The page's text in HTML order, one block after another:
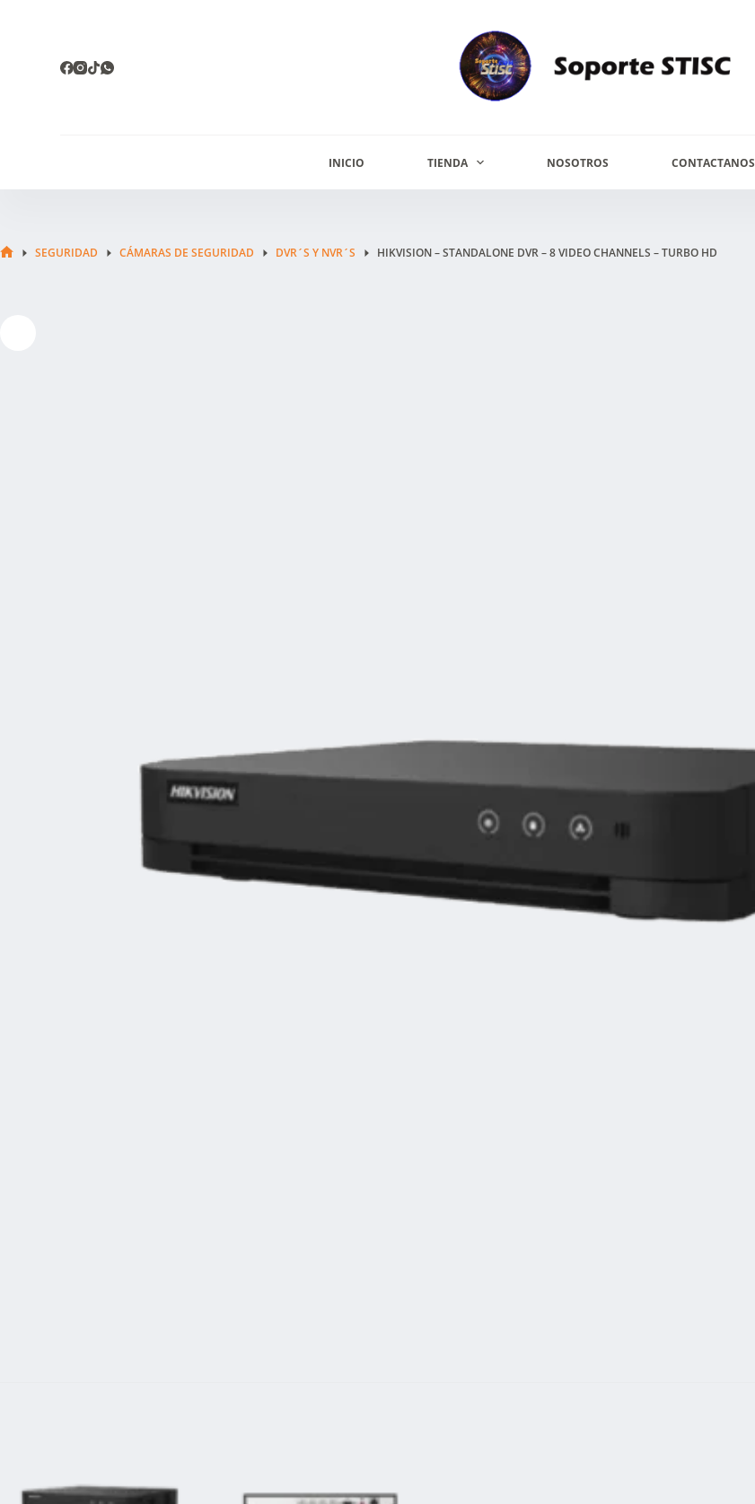
INICIO TIENDA NOSOTROS CONTACTANOS
SEGURIDAD CÁMARAS DE SEGURIDAD DVR´S Y NVR´S HIKVISION – STANDALONE DVR – 8 VIDEO CHANNELS – TURBO HD